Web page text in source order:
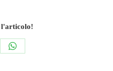
Condividi